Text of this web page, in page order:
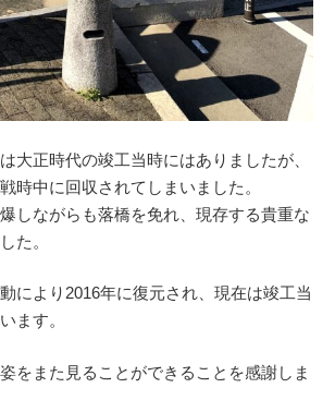
大正時代の竣工当時にはありましたが、
時中に回収されてしまいました。
しながらも落橋を免れ、現存する貴重な
た。
により2016年に復元され、現在は竣工当
ます。
をまた見ることができることを感謝しま